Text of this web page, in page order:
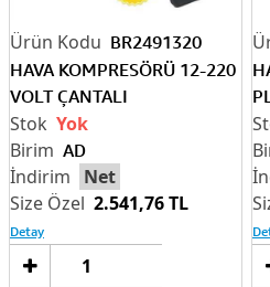
BR2491320
HAVA KOMPRESÖRÜ 12-220
VOLT ÇANTALI
AD
Net
2.541,76 TL
Yok
Detay